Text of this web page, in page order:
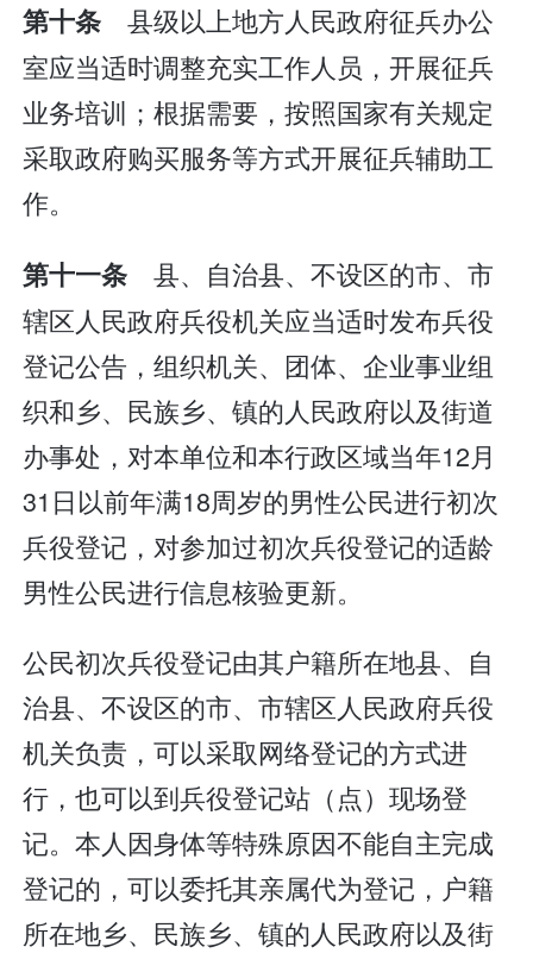
第十条 县级以上地方人民政府征兵办公
室应当适时调整充实工作人员，开展征兵
业务培训；根据需要，按照国家有关规定
采取政府购买服务等方式开展征兵辅助工
作。
第十一条 县、自治县、不设区的市、市
辖区人民政府兵役机关应当适时发布兵役
登记公告，组织机关、团体、企业事业组
织和乡、民族乡、镇的人民政府以及街道
办事处，对本单位和本行政区域当年12月
31日以前年满18周岁的男性公民进行初次
兵役登记，对参加过初次兵役登记的适龄
男性公民进行信息核验更新。
公民初次兵役登记由其户籍所在地县、自
治县、不设区的市、市辖区人民政府兵役
机关负责，可以采取网络登记的方式进
行，也可以到兵役登记站（点）现场登
记。本人因身体等特殊原因不能自主完成
登记的，可以委托其亲属代为登记，户籍
所在地乡、民族乡、镇的人民政府以及街